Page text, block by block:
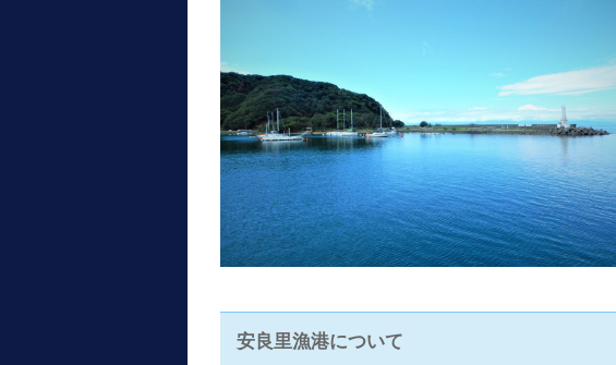
安良里漁港について